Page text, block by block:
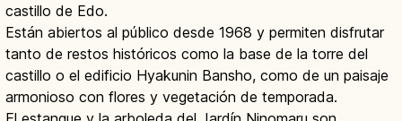
castillo de Edo.
Están abiertos al público desde 1968 y permiten disfrutar
tanto de restos históricos como la base de la torre del
castillo o el edificio Hyakunin Bansho, como de un paisaje
armonioso con flores y vegetación de temporada.